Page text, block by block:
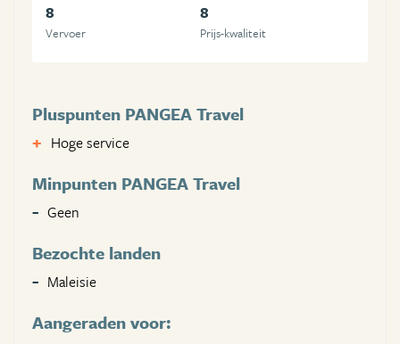
8
Vervoer
8
Prijs-kwaliteit
Pluspunten PANGEA Travel
Hoge service
Minpunten PANGEA Travel
Geen
Bezochte landen
Maleisie
Aangeraden voor: